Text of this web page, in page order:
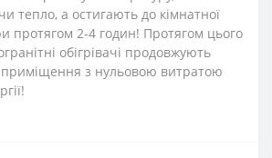
тепло, а остигають до кімнатної
протягом 2-4 годин! Протягом цього
обігрівачі продовжують
з нульовою витратою